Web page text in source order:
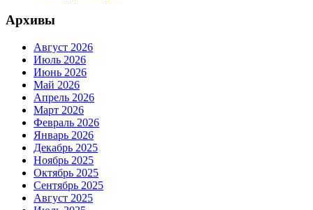
Архивы
Август 2026
Июль 2026
Июнь 2026
Май 2026
Апрель 2026
Март 2026
Февраль 2026
Январь 2026
Декабрь 2025
Ноябрь 2025
Октябрь 2025
Сентябрь 2025
Август 2025